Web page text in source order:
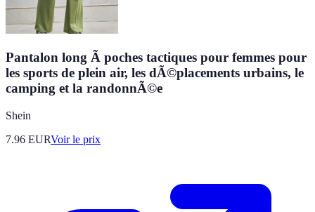
Pantalon long Ã poches tactiques pour femmes pour
les sports de plein air, les dÃ©placements urbains, le
camping et la randonnÃ©e
Shein
7.96 EURVoir le prix